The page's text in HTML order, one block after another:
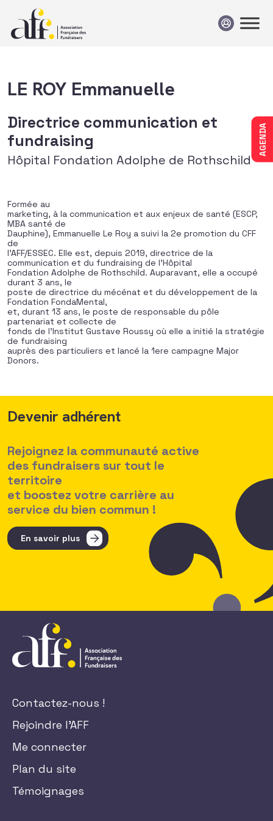
AGENDA
LE ROY Emmanuelle
Directrice communication et
fundraising
Hôpital Fondation Adolphe de Rothschild
Formée au
marketing, à la communication et aux enjeux de santé (ESCP,
MBA santé de
Dauphine), Emmanuelle Le Roy a suivi la 2e promotion du CFF
de
l’AFF/ESSEC. Elle est, depuis 2019, directrice de la
communication et du fundraising de l’Hôpital
Fondation Adolphe de Rothschild. Auparavant, elle a occupé
durant 3 ans, le
poste de directrice du mécénat et du développement de la
Fondation FondaMental,
et, durant 13 ans, le poste de responsable du pôle
partenariat et collecte de
fonds de l’Institut Gustave Roussy où elle a initié la stratégie
de fundraising
auprès des particuliers et lancé la 1ere campagne Major
Donors.
Devenir adhérent
Rejoignez la communauté active
des fundraisers sur tout le
territoire
et boostez votre carrière au
service du bien commun !
En savoir plus
Contactez-nous !
Rejoindre l'AFF
Me connecter
Plan du site
Témoignages